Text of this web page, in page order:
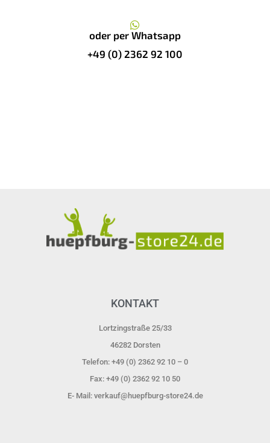
oder per Whatsapp
+49 (0) 2362 92 100
KONTAKT
Lortzingstraße 25/33
46282 Dorsten​
Telefon: +49 (0) 2362 92 10 – 0
Fax: +49 (0) 2362 92 10 50
E- Mail: verkauf@huepfburg-store24.de